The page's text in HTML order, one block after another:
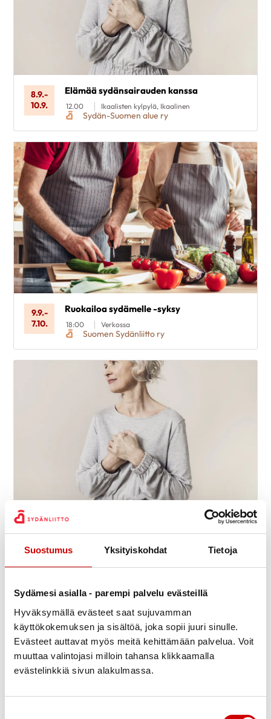
Suostumus Yksityiskohdat Tietoja
Sydämesi asialla - parempi palvelu evästeillä
Hyväksymällä evästeet saat sujuvamman
käyttökokemuksen ja sisältöä, joka sopii juuri sinulle.
Evästeet auttavat myös meitä kehittämään palvelua. Voit
muuttaa valintojasi milloin tahansa klikkaamalla
evästelinkkiä sivun alakulmassa.
8.9.-
10.9.
Elämää sydänsairauden kanssa
12.00 Ikaalisten kylpylä, Ikaalinen
Sydän-Suomen alue ry
9.9.-
7.10.
Ruokailoa sydämelle -syksy
18:00 Verkossa
Suomen Sydänliitto ry
9.9.-
Seiskarinkatu 35, 20900 TURKU